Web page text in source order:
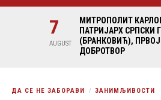
7
AUGUST
МИТРОПОЛИТ
ПАТРИЈАРХ СРПСКИ
(БРАНКОВИЋ),
ДОБРОТВОР
ДА СЕ НЕ ЗАБОРАВИ ЗАНИМЉИВОСТИ